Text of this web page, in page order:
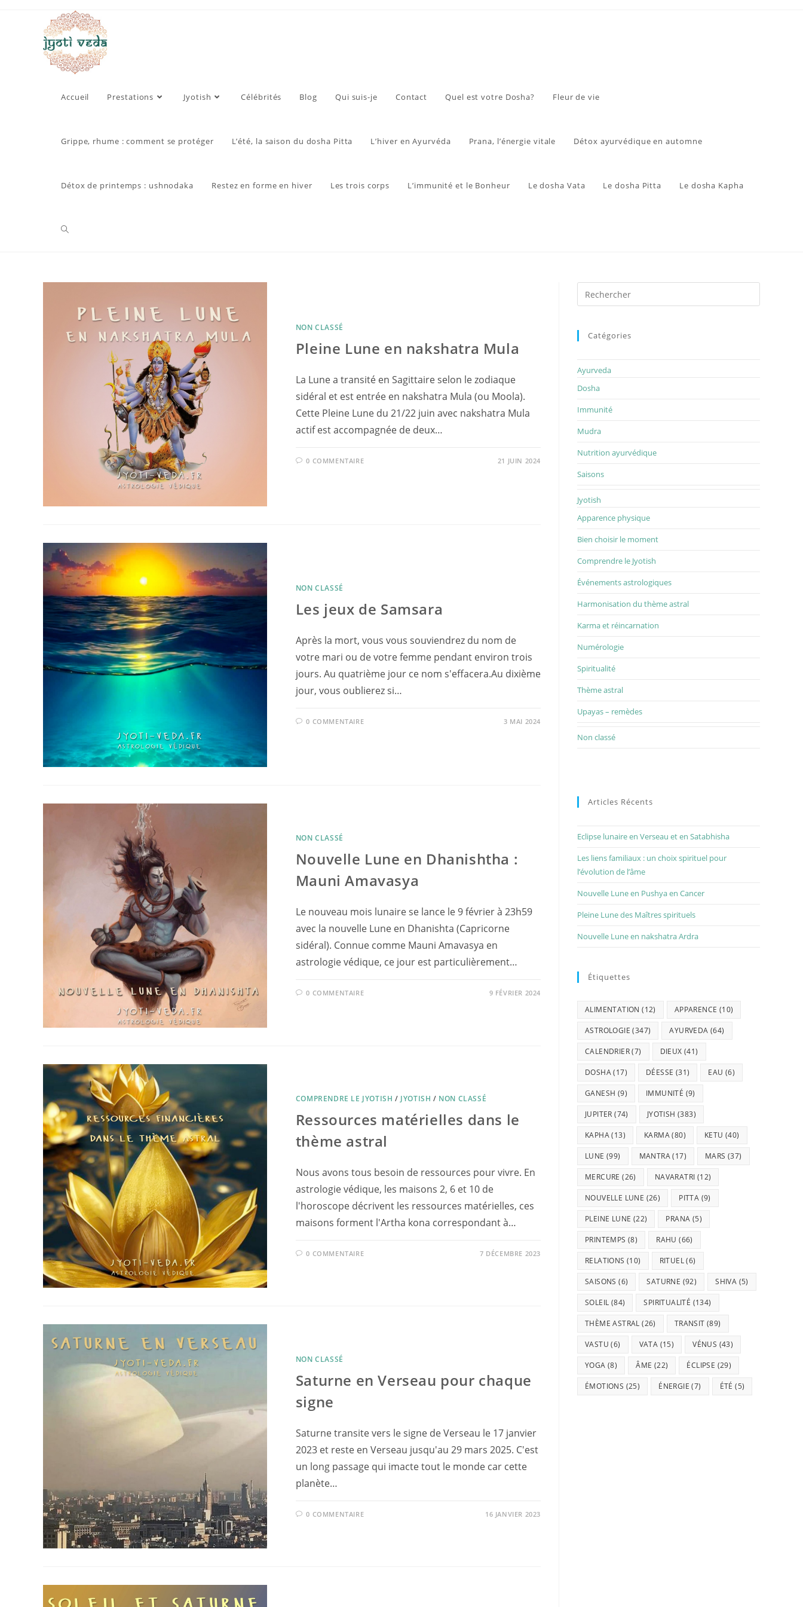
Accueil Prestations Jyotish Célébrités Blog Qui suis-je Contact Quel est votre Dosha? Fleur de vie
Grippe, rhume : comment se protéger L’été, la saison du dosha Pitta L’hiver en Ayurvéda Prana, l’énergie vitale Détox ayurvédique en automne
Détox de printemps : ushnodaka Restez en forme en hiver Les trois corps L’immunité et le Bonheur Le dosha Vata Le dosha Pitta Le dosha Kapha
NON CLASSÉ
Pleine Lune en nakshatra Mula
La Lune a transité en Sagittaire selon le zodiaque
sidéral et est entrée en nakshatra Mula (ou Moola).
Cette Pleine Lune ​du 21/22 juin avec nakshatra Mula
actif est accompagnée de deux…
0 COMMENTAIRE 21 JUIN 2024
NON CLASSÉ
Les jeux de Samsara
Après la mort, vous vous souviendrez du nom de
votre mari ou de votre femme pendant environ trois
jours. Au quatrième jour ce nom s'effacera.Au dixième
jour, vous oublierez si…
0 COMMENTAIRE 3 MAI 2024
NON CLASSÉ
Nouvelle Lune en Dhanishtha :
Mauni Amavasya
Le nouveau mois lunaire se lance le 9 février à 23h59
avec la nouvelle Lune en Dhanishta (Capricorne
sidéral). Connue comme Mauni Amavasya en
astrologie védique, ce jour est particulièrement…
0 COMMENTAIRE 9 FÉVRIER 2024
COMPRENDRE LE JYOTISH / JYOTISH / NON CLASSÉ
Ressources matérielles dans le
thème astral
Nous avons tous besoin de ressources pour vivre. En
astrologie védique, les maisons 2, 6 et 10 de
l'horoscope décrivent les ressources matérielles, ces
maisons forment l'Artha kona correspondant à…
0 COMMENTAIRE 7 DÉCEMBRE 2023
NON CLASSÉ
Saturne en Verseau pour chaque
signe
Saturne transite vers le signe de Verseau le 17 janvier
2023 et reste en Verseau jusqu'au 29 mars 2025. C'est
un long passage qui imacte tout le monde car cette
planète…
0 COMMENTAIRE 16 JANVIER 2023
Rechercher
sur
siteCatégories
Ayurveda
Dosha
Immunité
Mudra
Nutrition ayurvédique
Saisons
Jyotish
Apparence physique
Bien choisir le moment
Comprendre le Jyotish
Événements astrologiques
Harmonisation du thème astral
Karma et réincarnation
Numérologie
Spiritualité
Thème astral
Upayas – remèdes
Non classé
Articles Récents
Eclipse lunaire en Verseau et en Satabhisha
Les liens familiaux : un choix spirituel pour
l’évolution de l’âme
Nouvelle Lune en Pushya en Cancer
Pleine Lune des Maîtres spirituels
Nouvelle Lune en nakshatra Ardra
Étiquettes
ALIMENTATION (12) APPARENCE (10)
ASTROLOGIE (347) AYURVEDA (64)
CALENDRIER(7) DIEUX (41)
DOSHA(17) DÉESSE (31) EAU (6)
GANESH (9) IMMUNITÉ (9)
JUPITER (74) JYOTISH (383)
KAPHA(13) KARMA(80) KETU (40)
LUNE (99) MANTRA(17) MARS (37)
MERCURE (26) NAVARATRI (12)
NOUVELLE LUNE (26) PITTA (9)
PLEINE LUNE (22) PRANA (5)
PRINTEMPS (8) RAHU (66)
RELATIONS (10) RITUEL(6)
SAISONS (6) SATURNE (92) SHIVA (5)
SOLEIL (84) SPIRITUALITÉ (134)
THÈME ASTRAL (26) TRANSIT (89)
VASTU (6) VATA (15) VÉNUS (43)
YOGA (8) ÂME (22) ÉCLIPSE (29)
ÉMOTIONS (25) ÉNERGIE (7) ÉTÉ (5)